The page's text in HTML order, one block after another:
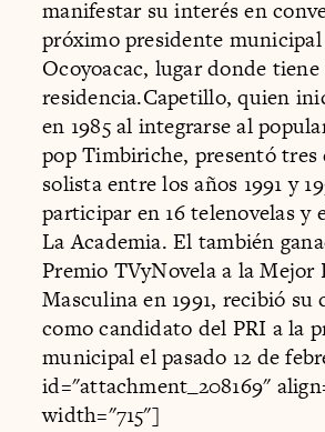
manifestar su interés en
próximo presidente
Ocoyoacac, lugar donde tiene
residencia.Capetillo, quien
en 1985 al integrarse al
pop Timbiriche, presentó tres
solista entre los años 1991 y
participar en 16 telenovelas y
La Academia. El también
Premio TVyNovela a la Mejor
Masculina en 1991, recibió su
como candidato del PRI a la
municipal el pasado 12 de
id="attachment_208169"
width="715"]